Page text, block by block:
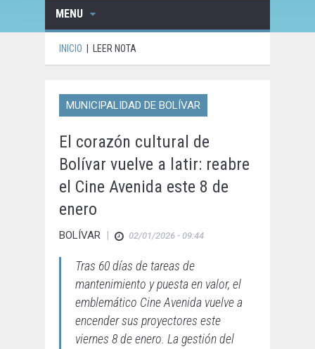
MENU
INICIO LEER NOTA
MUNICIPALIDAD DE BOLÍVAR
El corazón cultural de
Bolívar vuelve a latir: reabre
el Cine Avenida este 8 de
enero
BOLÍVAR | 02/01/2026 - 09:44
Tras 60 días de tareas de
mantenimiento y puesta en valor, el
emblemático Cine Avenida vuelve a
encender sus proyectores este
viernes 8 de enero. La gestión del